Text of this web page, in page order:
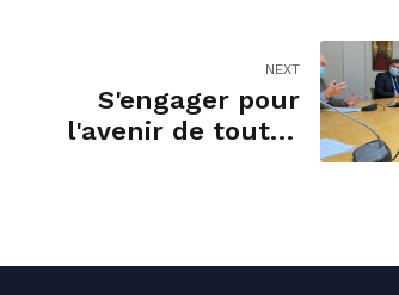
NEXT
S'engager pour
l'avenir de toutes